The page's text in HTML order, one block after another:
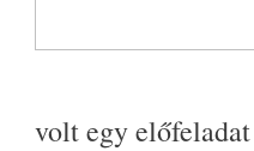
volt egy